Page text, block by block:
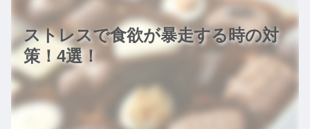
ストレスで食欲が暴走する時の対
策！4選！